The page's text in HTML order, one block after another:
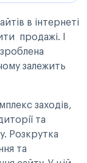
в інтернеті
продажі. І
залежить
заходів,
та
Розкрутка
та